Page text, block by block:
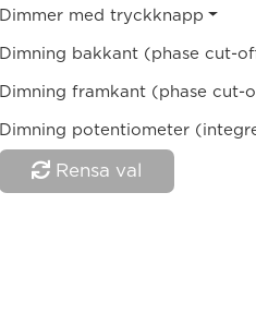
Dimmer med tryckknapp
Dimning bakkant (phase cut-
Dimning framkant (phase cut-
Dimning potentiometer
Rensa val